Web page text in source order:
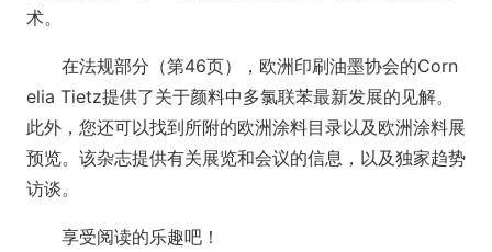
术。
在法规部分（第46页），欧洲印刷油墨协会的Corn
elia Tietz提供了关于颜料中多氯联苯最新发展的见解。
此外，您还可以找到所附的欧洲涂料目录以及欧洲涂料展
预览。该杂志提供有关展览和会议的信息，以及独家趋势
访谈。
享受阅读的乐趣吧！